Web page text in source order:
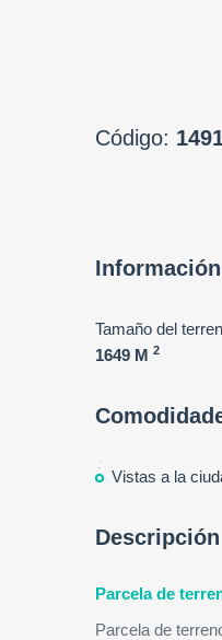
Сódigo:
Tamaño del
1649 M 2
Vistas a la
Descripción
Parcela de
Parcela de